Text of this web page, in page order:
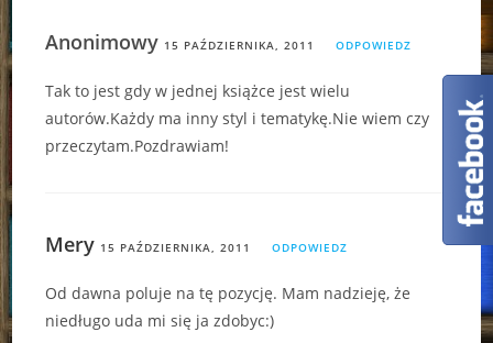
Anonimowy 15 PAŹDZIERNIKA, 2011 ODPOWIEDZ
Tak to jest gdy w jednej książce jest wielu
autorów.Każdy ma inny styl i tematykę.Nie wiem czy
przeczytam.Pozdrawiam!
Mery 15 PAŹDZIERNIKA, 2011 ODPOWIEDZ
Od dawna poluje na tę pozycję. Mam nadzieję, że
niedługo uda mi się ja zdobyc:)